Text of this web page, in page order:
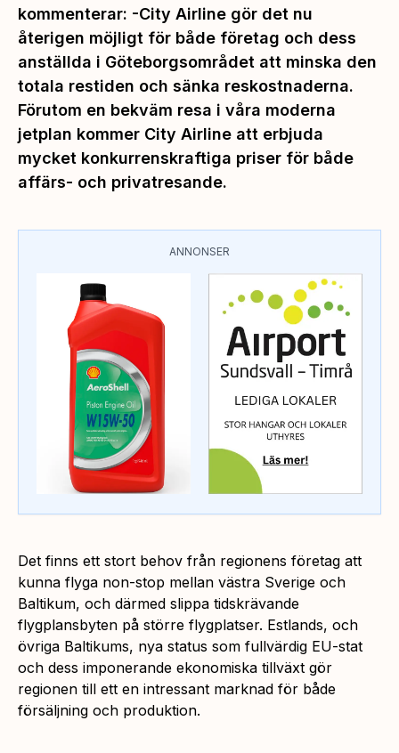
kommenterar: -City Airline gör det nu
återigen möjligt för både företag och dess
anställda i Göteborgsområdet att minska den
totala restiden och sänka reskostnaderna.
Förutom en bekväm resa i våra moderna
jetplan kommer City Airline att erbjuda
mycket konkurrenskraftiga priser för både
affärs- och privatresande.
ANNONSER
Det finns ett stort behov från regionens företag att
kunna flyga non-stop mellan västra Sverige och
Baltikum, och därmed slippa tidskrävande
flygplansbyten på större flygplatser. Estlands, och
övriga Baltikums, nya status som fullvärdig EU-stat
och dess imponerande ekonomiska tillväxt gör
regionen till ett en intressant marknad för både
försäljning och produktion.